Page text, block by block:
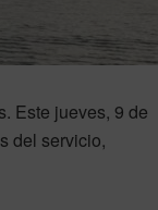
Este jueves, 9 de
del servicio,